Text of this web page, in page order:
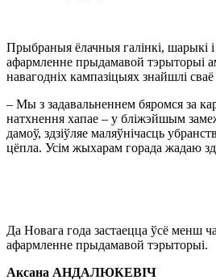
Прыбраныя ёлачныя галінкі, шарыкі
афармленне прыдамавой тэрыторыі
навагодніх кампазіцыях знайшлі
– Мы з задавальненнем бяромся за
натхнення хапае – у бліжэйшым
дамоў, здзіўляе маляўнічасць
цёпла. Усім жыхарам горада жадаю
Да Новага года застаецца ўсё менш
афармленне прыдамавой тэрыторыі.
Аксана АНДАЛЮКЕВІЧ